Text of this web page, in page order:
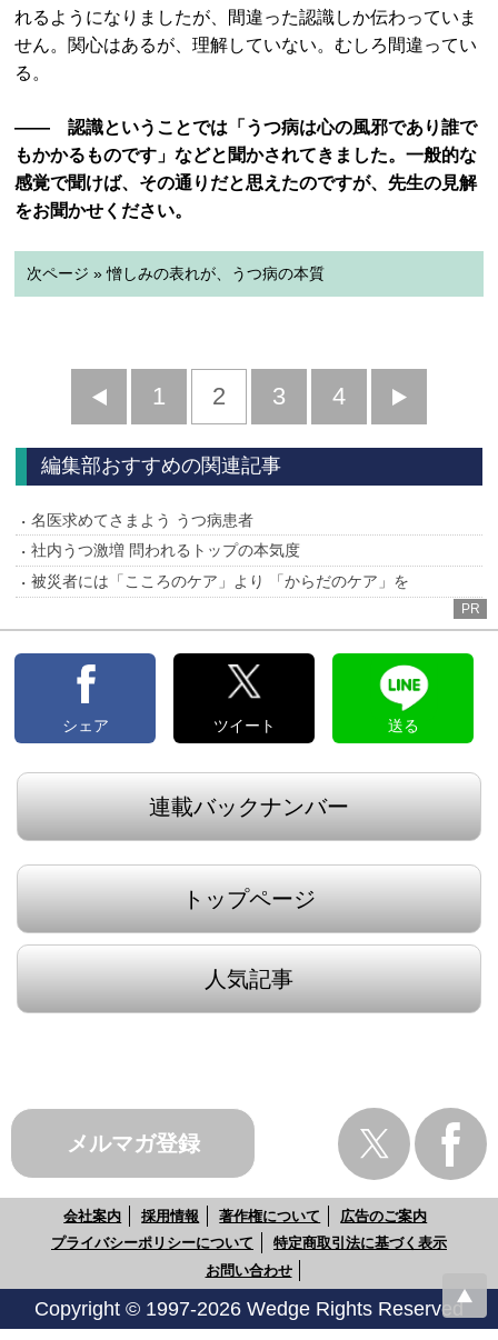
れるようになりましたが、間違った認識しか伝わっていま
せん。関心はあるが、理解していない。むしろ間違ってい
る。
―― 認識ということでは「うつ病は心の風邪であり誰で
もかかるものです」などと聞かされてきました。一般的な
感覚で聞けば、その通りだと思えたのですが、先生の見解
をお聞かせください。
次ページ » 憎しみの表れが、うつ病の本質
前
へ
1 2 3 4
へ
編集部おすすめの関連記事
名医求めてさまよう うつ病患者
社内うつ激増 問われるトップの本気度
被災者には「こころのケア」より 「からだのケア」を
PR
シェア ツイート 送る
連載バックナンバー
トップページ
人気記事
メルマガ登録
会社案内 採用情報 著作権について
広告のご案内
プライバシーポリシーについて
特定商取引法に基づく表示
お問い合わせ
Copyright © 1997-2026 Wedge Rights Reserved